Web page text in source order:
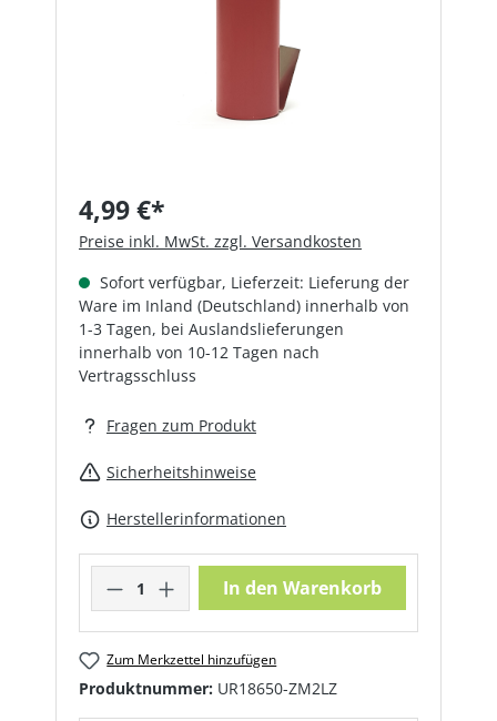
4,99 €*
Preise inkl. MwSt. zzgl. Versandkosten
Sofort verfügbar, Lieferzeit: Lieferung der
Ware im Inland (Deutschland) innerhalb von
1-3 Tagen, bei Auslandslieferungen
innerhalb von 10-12 Tagen nach
Vertragsschluss
Fragen zum Produkt
Sicherheitshinweise
Herstellerinformationen
Produkt Anzahl: Gib den
In den Warenkorb
Zum Merkzettel hinzufügen
Produktnummer: UR18650-ZM2LZ